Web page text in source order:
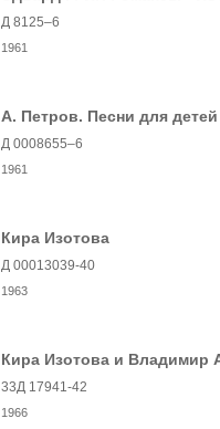
Д 8125–6
1961
А. Петров. Песни для детей
Д 0008655–6
1961
Кира Изотова
Д 00013039-40
1963
Кира Изотова и Владимир
33Д 17941-42
1966